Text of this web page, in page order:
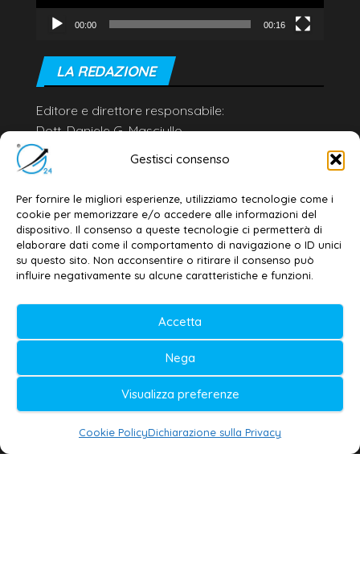
Gestisci consenso
Per fornire le migliori esperienze, utilizziamo tecnologie come i
cookie per memorizzare e/o accedere alle informazioni del
dispositivo. Il consenso a queste tecnologie ci permetterà di
elaborare dati come il comportamento di navigazione o ID unici
su questo sito. Non acconsentire o ritirare il consenso può
influire negativamente su alcune caratteristiche e funzioni.
Accetta
Nega
Visualizza preferenze
Cookie PolicyDichiarazione sulla Privacy
00:00 00:16
LA REDAZIONE
Editore e direttore responsabile:
Dott. Daniele G. Masciullo
Email:
redazione@galatina24.it
Privacy policy–Cookie policy
© 2020-2026 | Galatina24 ®
Testata iscritta al n. 11/2020 Registro della
Stampa Tribunale di Lecce
Editore e direttore responsabile:
Daniele G. Masciullo
Galatina24 è marchio registrato dal Ministero
delle Imprese